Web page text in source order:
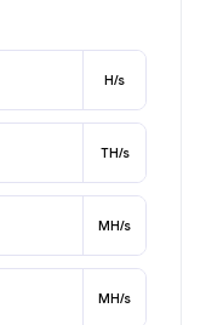
H/s
TH/s
MH/s
MH/s